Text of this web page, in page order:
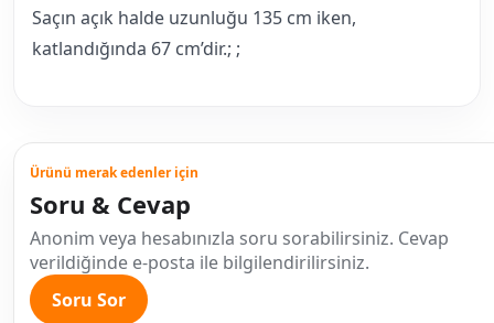
Saçın açık halde uzunluğu 135 cm iken,
katlandığında 67 cm’dir.; ;
Ürünü merak edenler için
Soru & Cevap
Anonim veya hesabınızla soru sorabilirsiniz. Cevap
verildiğinde e-posta ile bilgilendirilirsiniz.
Soru Sor